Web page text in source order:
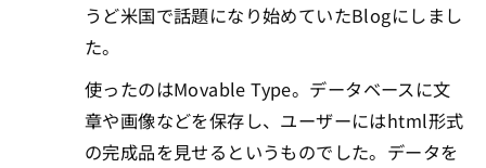
うど米国で話題になり始めていたBlogにしまし
た。
使ったのはMovable Type。データベースに文
章や画像などを保存し、ユーザーにはhtml形式
の完成品を見せるというものでした。データを